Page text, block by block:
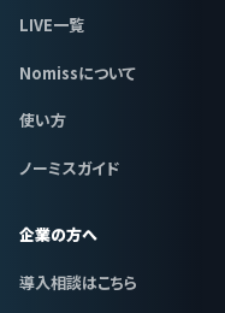
LIVE一覧
Nomissについて
使い方
ノーミスガイド
企業の方へ
導入相談はこちら